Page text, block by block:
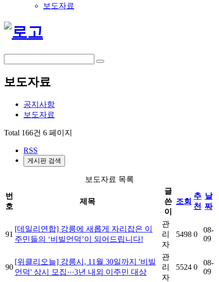
보도자료
보도자료
공지사항
보도자료
Total 166건 6 페이지
RSS
게시판 검색
보도자료 목록
번
호
제목
글
쓴
이
조회
추
천
날
짜
91
[데일리연합] 강릉에 새롭게 자리잡은 이
주민들의 ‘비빌언덕’이 되어드립니다!
관
리
자
5498 0
08-
09
90
[위클리오늘] 강릉시, 11월 30일까지 '비빌
언덕' 상시 모집···3년 내외 이주민 대상
관
리
자
5524 0
08-
09